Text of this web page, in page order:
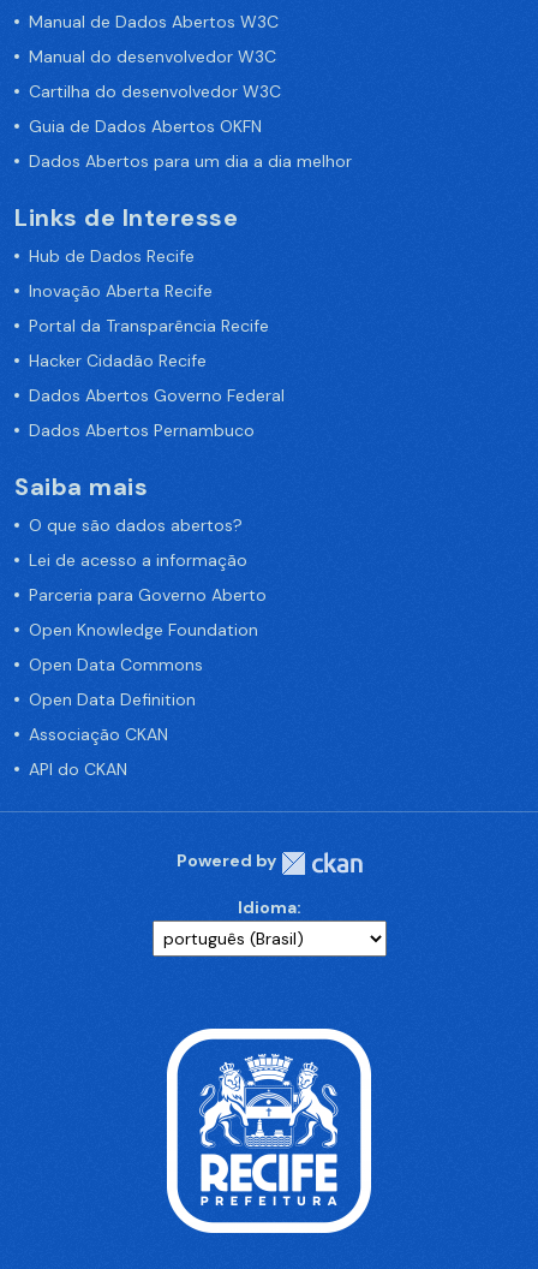
Manual de Dados Abertos W3C
Manual do desenvolvedor W3C
Cartilha do desenvolvedor W3C
Guia de Dados Abertos OKFN
Dados Abertos para um dia a dia melhor
Links de Interesse
Hub de Dados Recife
Inovação Aberta Recife
Portal da Transparência Recife
Hacker Cidadão Recife
Dados Abertos Governo Federal
Dados Abertos Pernambuco
Saiba mais
O que são dados abertos?
Lei de acesso a informação
Parceria para Governo Aberto
Open Knowledge Foundation
Open Data Commons
Open Data Definition
Associação CKAN
API do CKAN
Powered by
Idioma